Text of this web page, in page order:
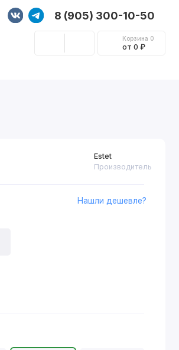
8 (905) 300-10-50
Корзина 0
от 0 ₽
Estet
Производитель
Нашли дешевле?